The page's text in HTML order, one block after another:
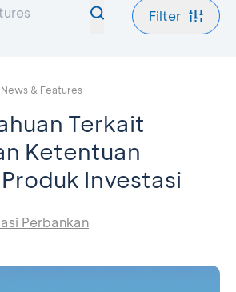
Filter
News & Features
Terkait
Ketentuan
Investasi
Perbankan